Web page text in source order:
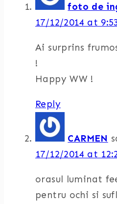
foto de
17/12/2014 at
Ai surprins
!
Happy WW !
Reply
CARMEN
17/12/2014 at
orasul luminat
pentru ochi si